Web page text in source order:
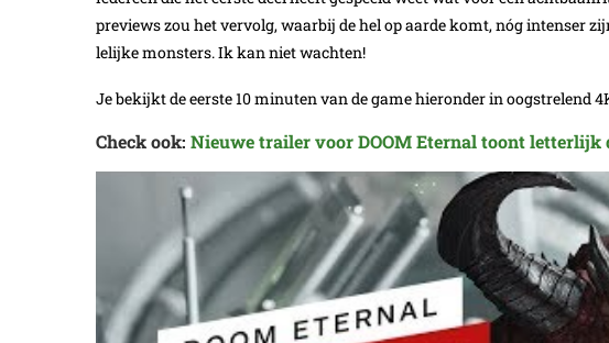
previews zou het vervolg, waarbij de hel op aarde komt, nóg intenser
lelijke monsters. Ik kan niet wachten!
Je bekijkt de eerste 10 minuten van de game hieronder in oogstrelend
Check ook: Nieuwe trailer voor DOOM Eternal toont letterlijk